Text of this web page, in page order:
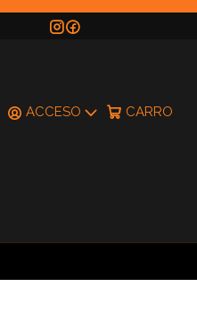
ACCESO CARRO